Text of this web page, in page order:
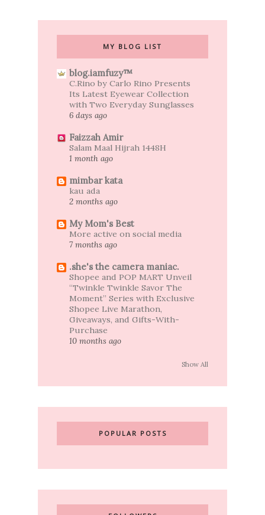
MY BLOG LIST
blog.iamfuzy™
C.Rino by Carlo Rino Presents
Its Latest Eyewear Collection
with Two Everyday Sunglasses
6 days ago
Faizzah Amir
Salam Maal Hijrah 1448H
1 month ago
mimbar kata
kau ada
2 months ago
My Mom's Best
More active on social media
7 months ago
.she's the camera maniac.
Shopee and POP MART Unveil
“Twinkle Twinkle Savor The
Moment” Series with Exclusive
Shopee Live Marathon,
Giveaways, and Gifts-With-
Purchase
10 months ago
Show All
POPULAR POSTS